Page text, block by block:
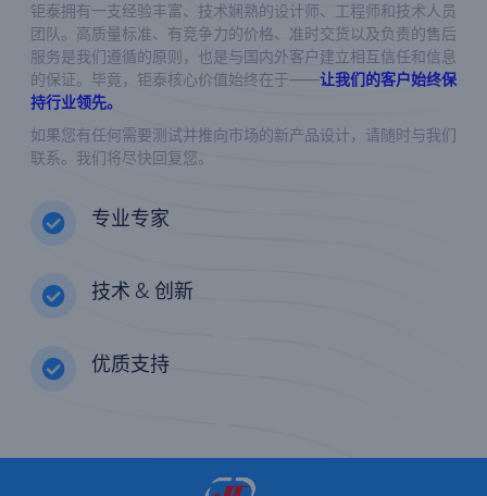
钜泰拥有一支经验丰富、技术娴熟的设计师、工程师和技术人员
团队。高质量标准、有竞争力的价格、准时交货以及负责的售后
服务是我们遵循的原则，也是与国内外客户建立相互信任和信息
的保证。毕竟，钜泰核心价值始终在于——让我们的客户始终保
持行业领先。
如果您有任何需要测试并推向市场的新产品设计，请随时与我们
联系。我们将尽快回复您。
专业专家
技术 & 创新
优质支持